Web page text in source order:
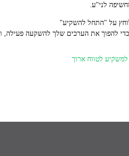
לני"ע.
על "התחל להשקיע"
להפוך את הערכים שלך להשקעה פעילה,